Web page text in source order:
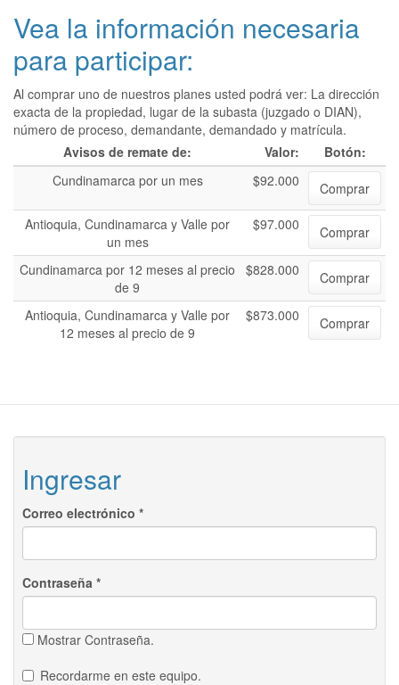
Vea la información necesaria
para participar:
Al comprar uno de nuestros planes usted podrá ver: La dirección
exacta de la propiedad, lugar de la subasta (juzgado o DIAN),
número de proceso, demandante, demandado y matrícula.
Avisos de remate de:
Valor:
Botón:
Cundinamarca por un mes
$92.000
Comprar
Antioquia, Cundinamarca y Valle por
un mes
$97.000 Comprar
Cundinamarca por 12 meses al precio
de 9
$828.000 Comprar
Antioquia, Cundinamarca y Valle por
12 meses al precio de 9
$873.000 Comprar
Ingresar
Correo electrónico *
Contraseña *
Mostrar Contraseña.
Recordarme en este equipo.